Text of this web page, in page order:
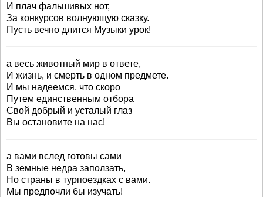
И плач фальшивых нот,
За конкурсов волнующую сказку.
Пусть вечно длится Музыки урок!
а весь животный мир в ответе,
И жизнь, и смерть в одном предмете.
И мы надеемся, что скоро
Путем единственным отбора
Свой добрый и усталый глаз
Вы остановите на нас!
а вами вслед готовы сами
В земные недра заползать,
Но страны в турпоездках с вами.
Мы предпочли бы изучать!